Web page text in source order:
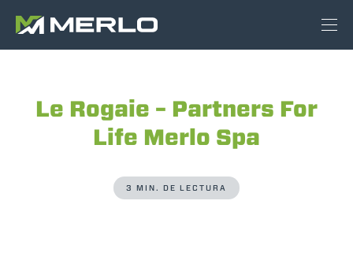
Le Rogaie – Partners For
Life Merlo Spa
3 MIN. DE LECTURA